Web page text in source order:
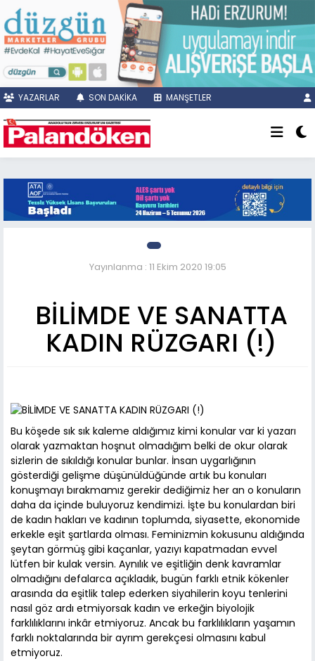
YAZARLAR SON DAKİKA MANŞETLER
Yayınlanma : 11 Ekim 2020 19:05
BİLİMDE VE SANATTA
KADIN RÜZGARI (!)
Bu köşede sık sık kaleme aldığımız kimi konular var ki yazarı
olarak yazmaktan hoşnut olmadığım belki de okur olarak
sizlerin de sıkıldığı konular bunlar. İnsan uygarlığının
gösterdiği gelişme düşünüldüğünde artık bu konuları
konuşmayı bırakmamız gerekir dediğimiz her an o konuların
daha da içinde buluyoruz kendimizi. İşte bu konulardan biri
de kadın hakları ve kadının toplumda, siyasette, ekonomide
erkekle eşit şartlarda olması. Feminizmin kokusunu aldığında
şeytan görmüş gibi kaçanlar, yazıyı kapatmadan evvel
lütfen bir kulak versin. Aynılık ve eşitliğin denk kavramlar
olmadığını defalarca açıkladık, bugün farklı etnik kökenler
arasında da eşitlik talep ederken siyahilerin koyu tenlerini
nasıl göz ardı etmiyorsak kadın ve erkeğin biyolojik
farklılıklarını inkâr etmiyoruz. Ancak bu farklılıkların yaşamın
farklı noktalarında bir ayrım gerekçesi olmasını kabul
etmiyoruz.